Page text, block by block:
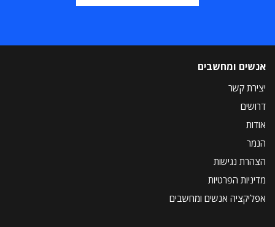
אנשים ומחשבים
יצירת קשר
דרושים
אודות
הנמר
הצהרת נגישות
מדיניות הפרטיות
אפליקציה אנשים ומחשבים